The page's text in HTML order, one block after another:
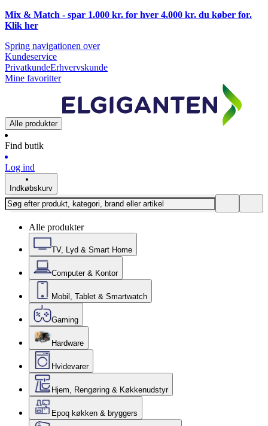
Mix & Match - spar 1.000 kr. for hver 4.000 kr. du køber for.
Klik her
Spring navigationen over
Kundeservice
PrivatkundeErhvervskunde
Mine favoritter
Alle produkter
Find butik
Log ind
Indkøbskurv
Alle produkter
TV, Lyd & Smart Home
Computer & Kontor
Mobil, Tablet & Smartwatch
Gaming
Hardware
Hvidevarer
Hjem, Rengøring & Køkkenudstyr
Epoq køkken & bryggers